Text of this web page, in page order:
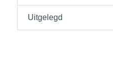
Uitgelegd